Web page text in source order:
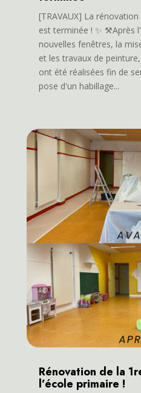
[TRAVAUX] La
est terminée ! ✨ ⚒️Après
nouvelles fenêtres, la
et les travaux de
ont été réalisées fin de
pose d'un habillage...
Rénovation de la
l’école primaire !